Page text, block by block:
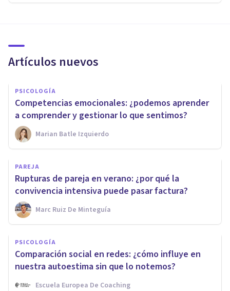
Artículos nuevos
PSICOLOGÍA
Competencias emocionales: ¿podemos aprender
a comprender y gestionar lo que sentimos?
Marian Batle Izquierdo
PAREJA
Rupturas de pareja en verano: ¿por qué la
convivencia intensiva puede pasar factura?
Marc Ruiz De Minteguía
PSICOLOGÍA
Comparación social en redes: ¿cómo influye en
nuestra autoestima sin que lo notemos?
Escuela Europea De Coaching